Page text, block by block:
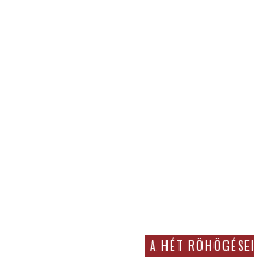
A HÉT RÖHÖGÉSEI